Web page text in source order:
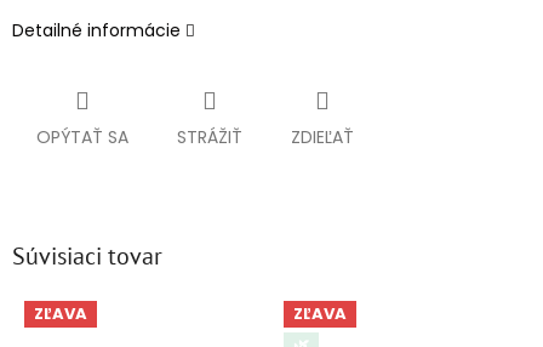
Detailné informácie
OPÝTAŤ SA STRÁŽIŤ ZDIEĽAŤ
Súvisiaci tovar
ZĽAVA
ZĽAVA